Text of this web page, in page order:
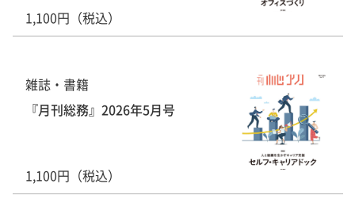
1,100円（税込）
雑誌・書籍
『月刊総務』2026年5月号
1,100円（税込）